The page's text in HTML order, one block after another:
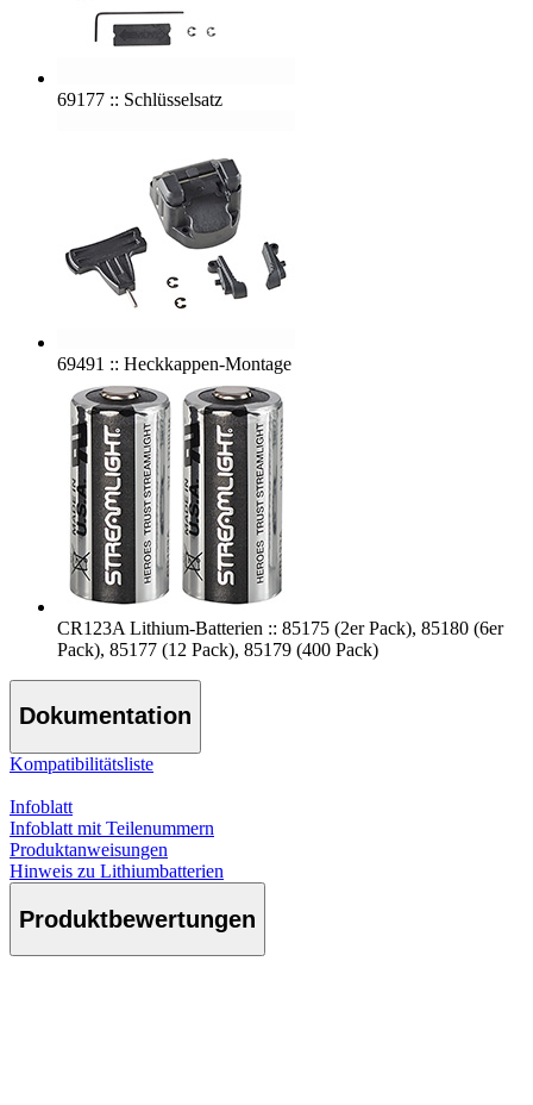
69177 :: Schlüsselsatz
69491 :: Heckkappen-Montage
CR123A Lithium-Batterien :: 85175 (2er Pack), 85180 (6er
Pack), 85177 (12 Pack), 85179 (400 Pack)
Dokumentation
Kompatibilitätsliste
Infoblatt
Infoblatt mit Teilenummern
Produktanweisungen
Hinweis zu Lithiumbatterien
Produktbewertungen